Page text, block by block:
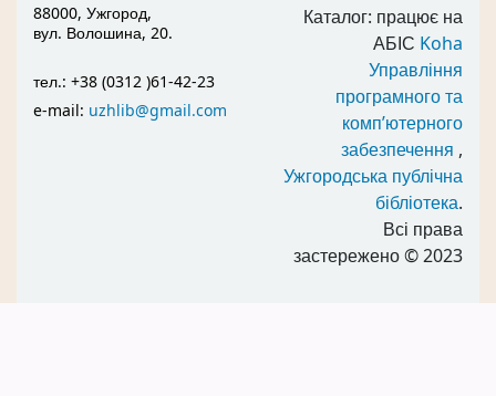
88000, Ужгород,
вул. Волошина, 20.
тел.: +38 (0312 )61-42-23
e-mail: uzhlib@gmail.com
Каталог: працює на
АБІС Koha
Управління
програмного та
комп’ютерного
забезпечення ,
Ужгородська публічна
бібліотека.
Всі права
застережено© 2023